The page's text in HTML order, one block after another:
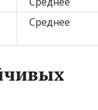
Среднее